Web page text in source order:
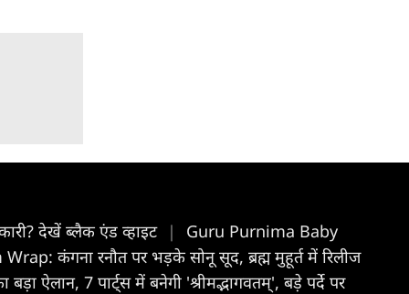
देखें ब्लैक एंड व्हाइट |
Guru Purnima Baby
कंगना रनौत पर भड़के सोनू सूद, ब्रह्म मुहूर्त में रिलीज
बड़ा ऐलान, 7 पार्ट्स में बनेगी 'श्रीमद्भागवतम्', बड़े पर्दे पर